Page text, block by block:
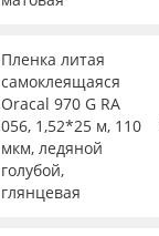
Пленка литая
самоклеящаяся
Oracal 970 G RA
056, 1,52*25 м, 110
мкм, ледяной
голубой,
глянцевая